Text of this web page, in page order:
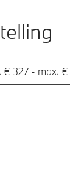
€ 327 - max.